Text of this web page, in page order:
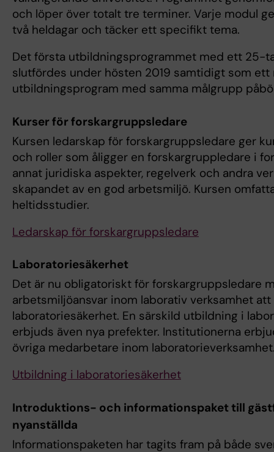
och löper över totalt tre terminer. Varje modul
två heldagar och täcker ett specifikt tema.
Det första utbildningsprogrammet med ett 25-
slutfördes under hösten 2019 samtidigt som
utbildningsprogram med samma målgrupp
Kurser för forskargruppsledare
Kursen ledarskap för forskargruppsledare ger
och roller som åligger en forskargruppledare i
annat juridiska aspekter, regelverk och andra
skapandet av en god arbetsmiljö. Kursen
heltidsstudier.
Ledarskap för forskargruppsledare
Laboratoriesäkerhet
Det är nu obligatoriskt för forskargruppsledare
arbetsmiljöansvar inom laborativ verksamhet att
laboratoriesäkerhet. En särskild utbildning i
erbjuds även nya prefekter. Institutionerna
övriga medarbetare inom
Utbildning i laboratoriesäkerhet
Introduktions- och informationspaket till
nyanställda
Informationspaketen har tagits fram på både